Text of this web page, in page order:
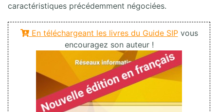
caractéristiques précédemment négociées.
En téléchargeant les livres du Guide SIPvous
encouragez son auteur !